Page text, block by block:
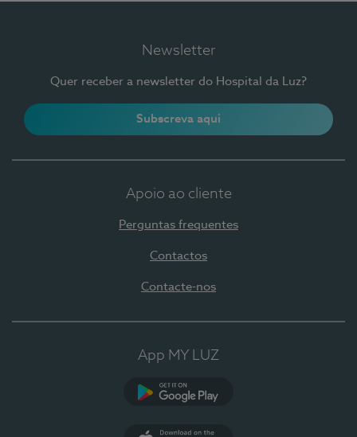
Newsletter
Quer receber a newsletter do Hospital da Luz?
Subscreva aqui
Apoio ao cliente
Perguntas frequentes
Contactos
Contacte-nos
App MY LUZ